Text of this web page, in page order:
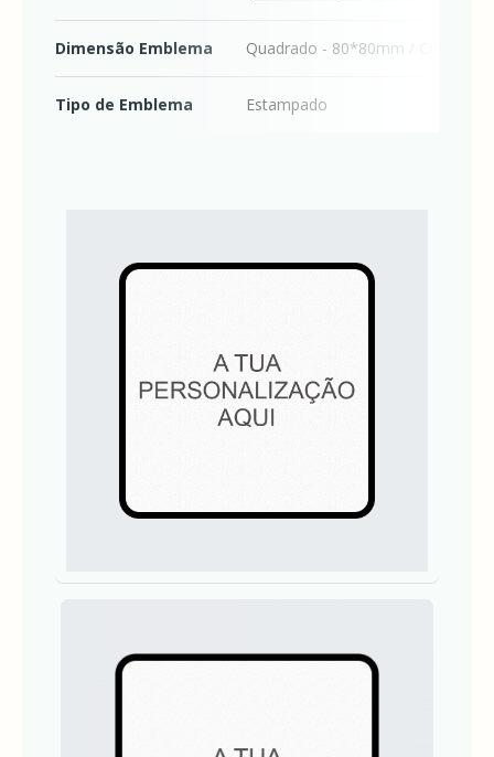
Dimensão Emblema Quadrado - 80*80mm / Circular -
Tipo de Emblema
Estampado